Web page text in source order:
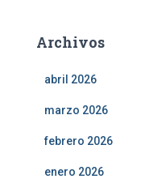
Archivos
abril 2026
marzo 2026
febrero 2026
enero 2026